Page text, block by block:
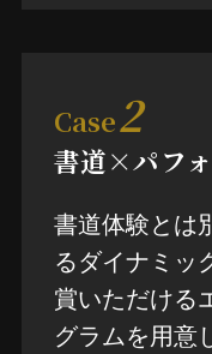
Case2
書道×パフ
書道体験とは
るダイナミッ
賞いただける
グラムを用意